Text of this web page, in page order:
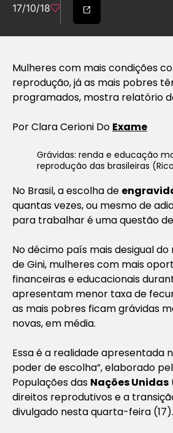
17/10/18
Mulheres com mais condições
reprodução, já as mais pobres
programados, mostra relatório
PorClara Cerioni Do Exame
Grávidas: renda e educação
reprodução das brasileiras
No Brasil, a escolha de
quantas vezes, ou mesmo de
para trabalhar é uma questão
No décimo país mais desigual
de Gini, mulheres com mais
financeiras e educacionais
apresentam menor taxa de
as mais pobres ficam grávidas
novas, em média.
Essa é a realidade apresentada
poder de escolha”, elaborado
Populações das Nações Unidas
direitos reprodutivos e a
divulgado nesta quarta-feira (17).